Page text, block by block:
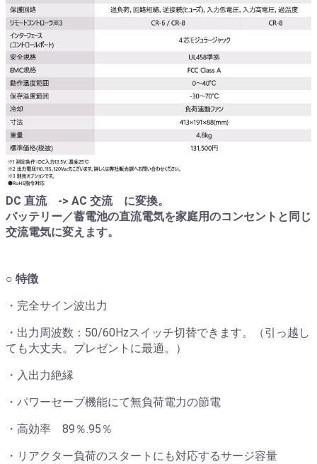
DC 直流 -> AC 交流 に変換。
バッテリー／蓄電池の直流電気を家庭用のコンセントと同じ
交流電気に変えます。
○ 特徴
・完全サイン波出力
・出力周波数：50/60Hzスイッチ切替できます。（引っ越し
ても大丈夫。プレゼントに最適。）
・入出力絶縁
・パワーセーブ機能にて無負荷電力の節電
・高効率 89％.95％
・リアクター負荷のスタートにも対応するサージ容量